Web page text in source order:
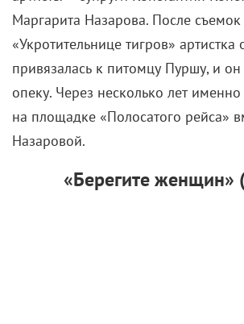
опеку. Через несколько лет именно
на площадке «Полосатого рейса»
Назаровой.
«Берегите женщин»